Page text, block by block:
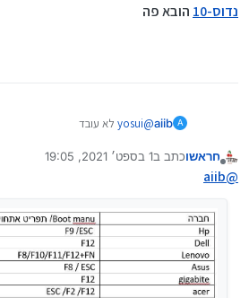
נדוס-10
הובא פה
A
aiib
@
yosui לא עובד
מנותק
חראשוכתב ב1 בספט׳ 2021, 19:05
נערך לאחרונה על ידי
@
aiib